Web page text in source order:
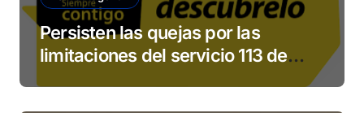
Persisten las quejas por las
limitaciones del servicio 113 de